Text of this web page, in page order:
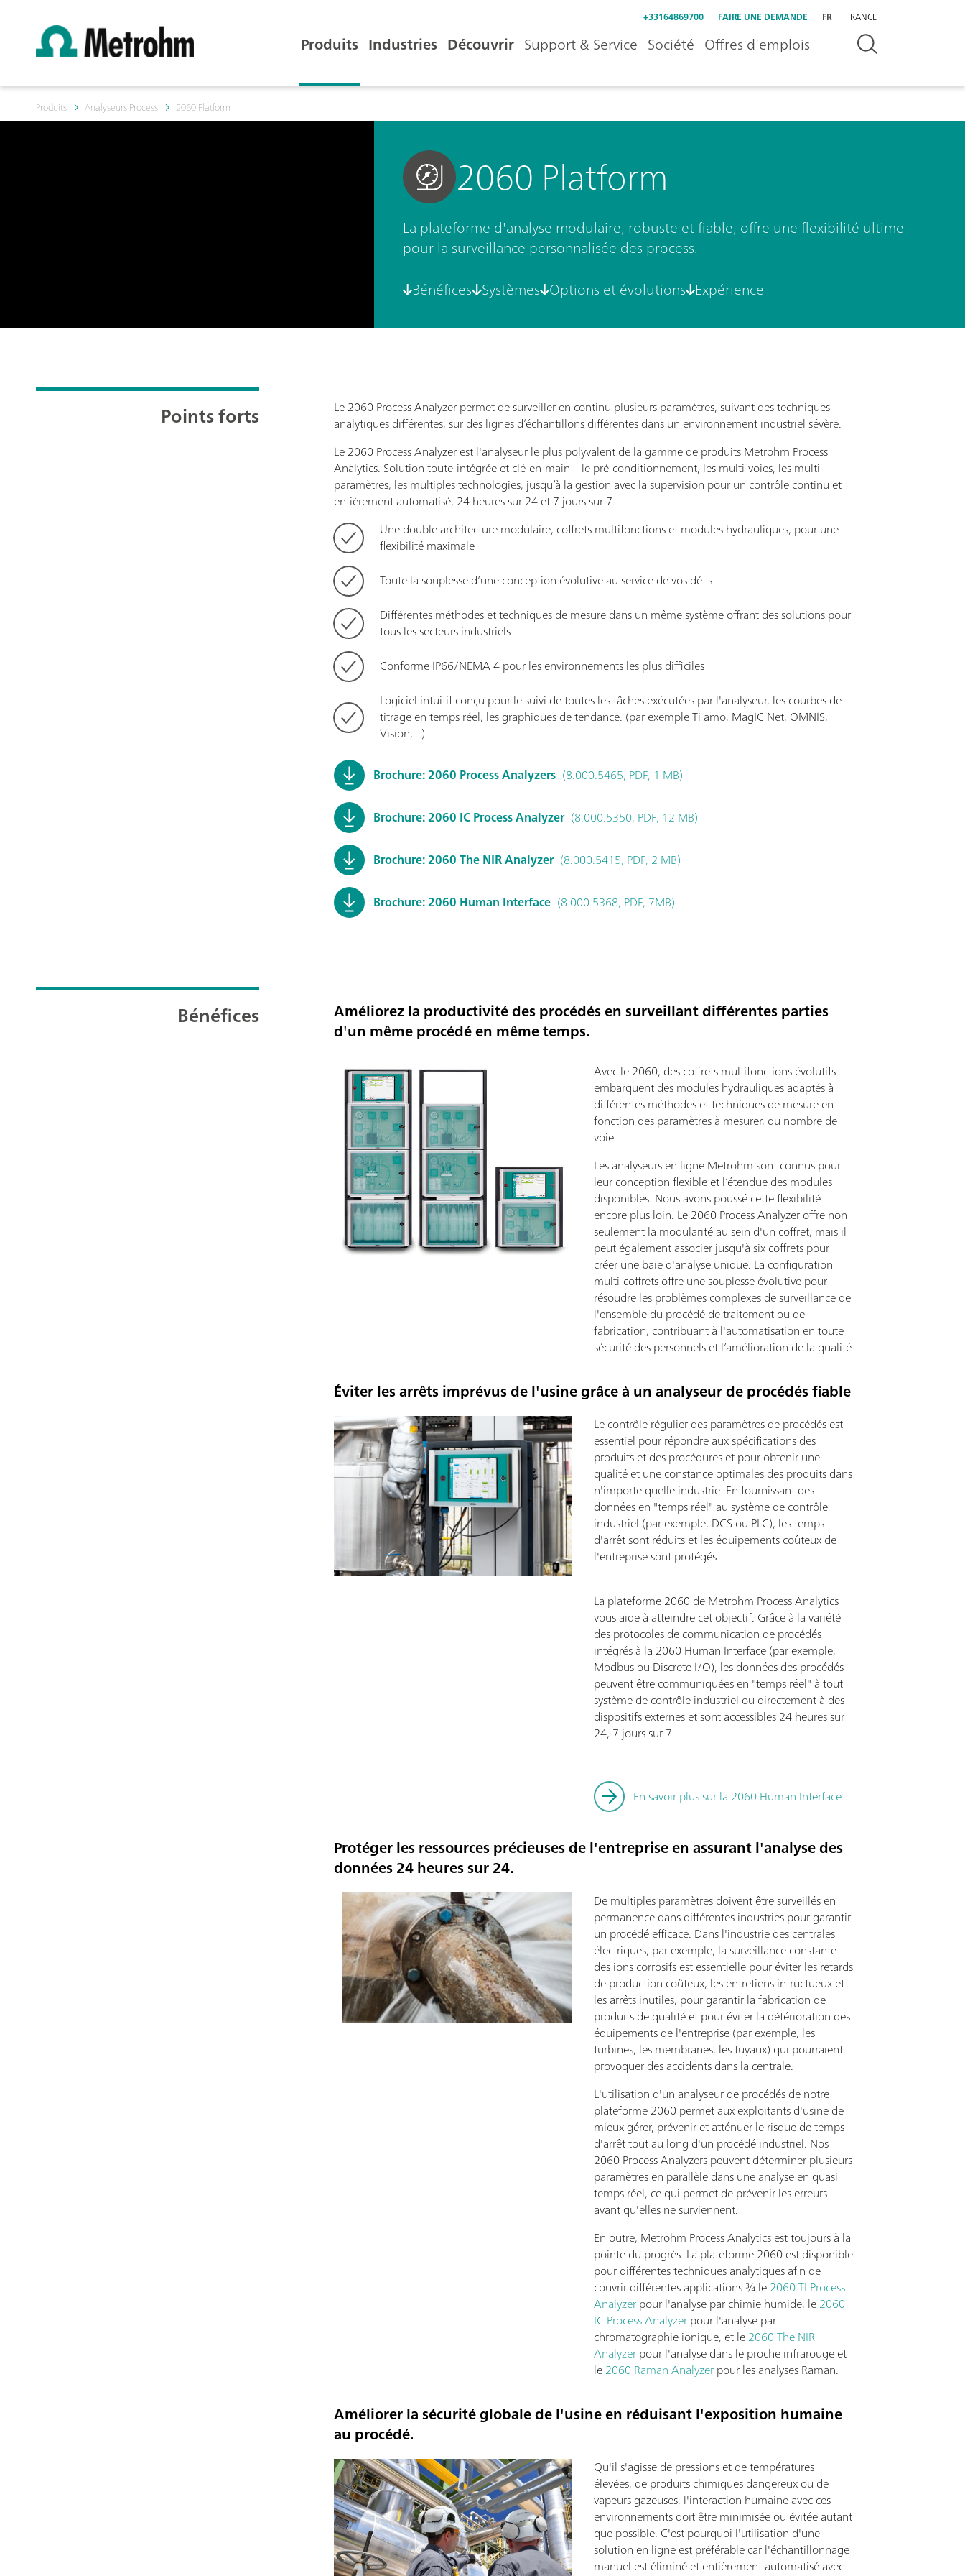
+33164869700 FAIRE UNE DEMANDE FR FRANCE
Produits Industries Découvrir Support & Service Société Offres d'emplois
Produits Analyseurs Process 2060 Platform
2060 Platform
La plateforme d'analyse modulaire, robuste et fiable, offre une flexibilité ultime
pour la surveillance personnalisée des process.
Bénéfices Systèmes Options et évolutions Expérience
Points forts
Le 2060 Process Analyzer permet de surveiller en continu plusieurs paramètres, suivant des techniques
analytiques différentes, sur des lignes d’échantillons différentes dans un environnement industriel sévère.
Le 2060 Process Analyzer est l'analyseur le plus polyvalent de la gamme de produits Metrohm Process
Analytics. Solution toute-intégrée et clé-en-main – le pré-conditionnement, les multi-voies, les multi-
paramètres, les multiples technologies, jusqu’à la gestion avec la supervision pour un contrôle continu et
entièrement automatisé, 24 heures sur 24 et 7 jours sur 7.
Une double architecture modulaire, coffrets multifonctions et modules hydrauliques, pour une
flexibilité maximale
Toute la souplesse d’une conception évolutive au service de vos défis
Différentes méthodes et techniques de mesure dans un même système offrant des solutions pour
tous les secteurs industriels
Conforme IP66/NEMA 4 pour les environnements les plus difficiles
Logiciel intuitif conçu pour le suivi de toutes les tâches exécutées par l'analyseur, les courbes de
titrage en temps réel, les graphiques de tendance. (par exemple Ti amo, MagIC Net, OMNIS,
Vision,...)
Brochure: 2060 Process Analyzers (8.000.5465, PDF, 1 MB)
Brochure: 2060 IC Process Analyzer (8.000.5350, PDF, 12 MB)
Brochure: 2060 The NIR Analyzer (8.000.5415, PDF, 2 MB)
Brochure: 2060 Human Interface (8.000.5368, PDF, 7MB)
Bénéfices
Améliorez la productivité des procédés en surveillant différentes parties
d'un même procédé en même temps.
Avec le 2060, des coffrets multifonctions évolutifs
embarquent des modules hydrauliques adaptés à
différentes méthodes et techniques de mesure en
fonction des paramètres à mesurer, du nombre de
voie.
Les analyseurs en ligne Metrohm sont connus pour
leur conception flexible et l’étendue des modules
disponibles. Nous avons poussé cette flexibilité
encore plus loin. Le 2060 Process Analyzer offre non
seulement la modularité au sein d'un coffret, mais il
peut également associer jusqu'à six coffrets pour
créer une baie d'analyse unique. La configuration
multi-coffrets offre une souplesse évolutive pour
résoudre les problèmes complexes de surveillance de
l'ensemble du procédé de traitement ou de
fabrication, contribuant à l'automatisation en toute
sécurité des personnels et l’amélioration de la qualité
Éviter les arrêts imprévus de l'usine grâce à un analyseur de procédés fiable
Le contrôle régulier des paramètres de procédés est
essentiel pour répondre aux spécifications des
produits et des procédures et pour obtenir une
qualité et une constance optimales des produits dans
n'importe quelle industrie. En fournissant des
données en "temps réel" au système de contrôle
industriel (par exemple, DCS ou PLC), les temps
d'arrêt sont réduits et les équipements coûteux de
l'entreprise sont protégés.
La plateforme 2060 de Metrohm Process Analytics
vous aide à atteindre cet objectif. Grâce à la variété
des protocoles de communication de procédés
intégrés à la 2060 Human Interface (par exemple,
Modbus ou Discrete I/O), les données des procédés
peuvent être communiquées en "temps réel" à tout
système de contrôle industriel ou directement à des
dispositifs externes et sont accessibles 24 heures sur
24, 7 jours sur 7.
En savoir plus sur la 2060 Human Interface
Protéger les ressources précieuses de l'entreprise en assurant l'analyse des
données 24 heures sur 24.
De multiples paramètres doivent être surveillés en
permanence dans différentes industries pour garantir
un procédé efficace. Dans l'industrie des centrales
électriques, par exemple, la surveillance constante
des ions corrosifs est essentielle pour éviter les retards
de production coûteux, les entretiens infructueux et
les arrêts inutiles, pour garantir la fabrication de
produits de qualité et pour éviter la détérioration des
équipements de l'entreprise (par exemple, les
turbines, les membranes, les tuyaux) qui pourraient
provoquer des accidents dans la centrale.
L'utilisation d'un analyseur de procédés de notre
plateforme 2060 permet aux exploitants d'usine de
mieux gérer, prévenir et atténuer le risque de temps
d'arrêt tout au long d'un procédé industriel. Nos
2060 Process Analyzers peuvent déterminer plusieurs
paramètres en parallèle dans une analyse en quasi
temps réel, ce qui permet de prévenir les erreurs
avant qu'elles ne surviennent.
En outre, Metrohm Process Analytics est toujours à la
pointe du progrès. La plateforme 2060 est disponible
pour différentes techniques analytiques afin de
couvrir différentes applications ¾ le2060 TI Process
Analyzerpour l'analyse par chimie humide, le2060
IC Process Analyzerpour l'analyse par
chromatographie ionique, et le2060 The NIR
Analyzerpour l'analyse dans le proche infrarouge et
le2060 Raman Analyzerpour les analyses Raman.
Améliorer la sécurité globale de l'usine en réduisant l'exposition humaine
au procédé.
Qu'il s'agisse de pressions et de températures
élevées, de produits chimiques dangereux ou de
vapeurs gazeuses, l'interaction humaine avec ces
environnements doit être minimisée ou évitée autant
que possible. C'est pourquoi l'utilisation d'une
solution en ligne est préférable car l'échantillonnage
manuel est éliminé et entièrement automatisé avec